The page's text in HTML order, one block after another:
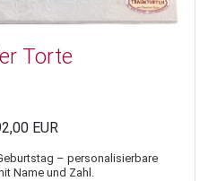
Torte
EUR
– personalisierbare
Name und Zahl.